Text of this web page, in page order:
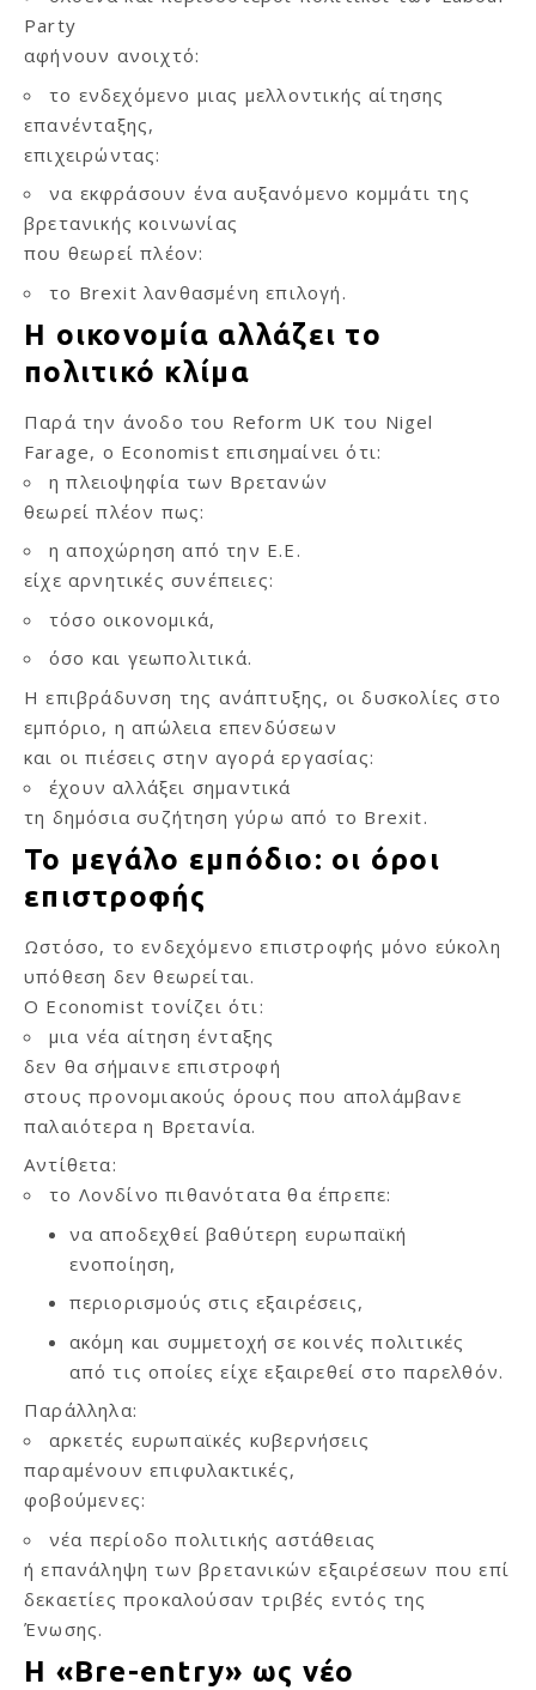
Party
αφήνουν ανοιχτό:
το ενδεχόμενο μιας μελλοντικής αίτησης
επανένταξης,
επιχειρώντας:
να εκφράσουν ένα αυξανόμενο κομμάτι της
βρετανικής κοινωνίας
που θεωρεί πλέον:
το Brexit λανθασμένη επιλογή.
Η οικονομία αλλάζει το
πολιτικό κλίμα
Παρά την άνοδο του Reform UK του Nigel
Farage, ο Economist επισημαίνει ότι:
η πλειοψηφία των Βρετανών
θεωρεί πλέον πως:
η αποχώρηση από την Ε.Ε.
είχε αρνητικές συνέπειες:
τόσο οικονομικά,
όσο και γεωπολιτικά.
Η επιβράδυνση της ανάπτυξης, οι δυσκολίες στο
εμπόριο, η απώλεια επενδύσεων
και οι πιέσεις στην αγορά εργασίας:
έχουν αλλάξει σημαντικά
τη δημόσια συζήτηση γύρω από το Brexit.
Το μεγάλο εμπόδιο: οι όροι
επιστροφής
Ωστόσο, το ενδεχόμενο επιστροφής μόνο εύκολη
υπόθεση δεν θεωρείται.
Ο Economist τονίζει ότι:
μια νέα αίτηση ένταξης
δεν θα σήμαινε επιστροφή
στους προνομιακούς όρους που απολάμβανε
παλαιότερα η Βρετανία.
Αντίθετα:
το Λονδίνο πιθανότατα θα έπρεπε:
να αποδεχθεί βαθύτερη ευρωπαϊκή
ενοποίηση,
περιορισμούς στις εξαιρέσεις,
ακόμη και συμμετοχή σε κοινές πολιτικές
από τις οποίες είχε εξαιρεθεί στο παρελθόν.
Παράλληλα:
αρκετές ευρωπαϊκές κυβερνήσεις
παραμένουν επιφυλακτικές,
φοβούμενες:
νέα περίοδο πολιτικής αστάθειας
ή επανάληψη των βρετανικών εξαιρέσεων που επί
δεκαετίες προκαλούσαν τριβές εντός της
Ένωσης.
Η «Bre-entry» ως νέο